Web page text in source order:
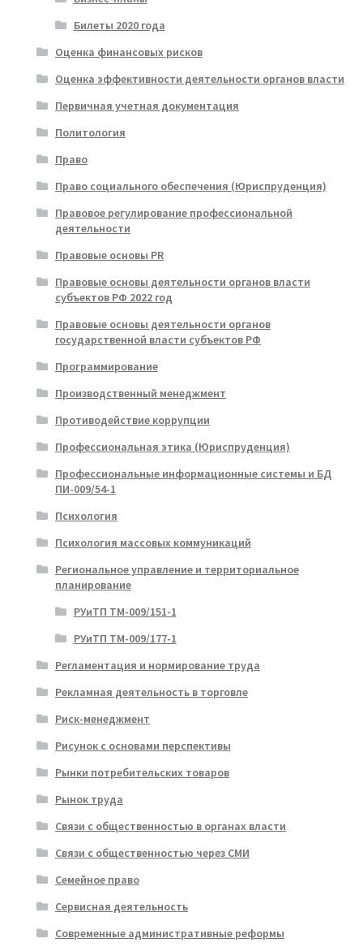
Билеты 2020 года
Оценка финансовых рисков
Оценка эффективности деятельности органов власти
Первичная учетная документация
Политология
Право
Право социального обеспечения (Юриспруденция)
Правовое регулирование профессиональной
деятельности
Правовые основы PR
Правовые основы деятельности органов власти
субъектов РФ 2022 год
Правовые основы деятельности органов
государственной власти субъектов РФ
Программирование
Производственный менеджмент
Противодействие коррупции
Профессиональная этика (Юриспруденция)
Профессиональные информационные системы и БД
ПИ-009/54-1
Психология
Психология массовых коммуникаций
Региональное управление и территориальное
планирование
РУиТП ТМ-009/151-1
РУиТП ТМ-009/177-1
Регламентация и нормирование труда
Рекламная деятельность в торговле
Риск-менеджмент
Рисунок с основами перспективы
Рынки потребительских товаров
Рынок труда
Связи с общественностью в органах власти
Связи с общественностью через СМИ
Семейное право
Сервисная деятельность
Современные административные реформы